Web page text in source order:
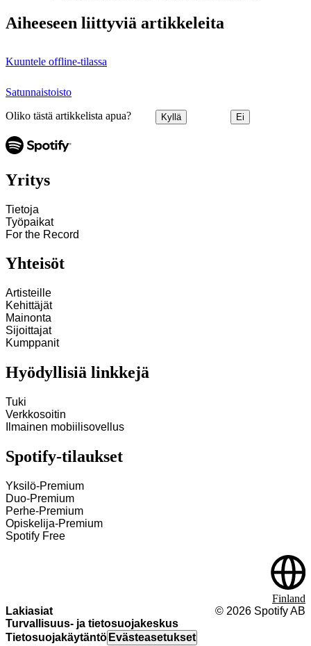
Aiheeseen liittyviä artikkeleita
Kuuntele offline-tilassa
Satunnaistoisto
Oliko tästä artikkelista apua? Kyllä Ei
Yritys
Tietoja
Työpaikat
For the Record
Yhteisöt
Artisteille
Kehittäjät
Mainonta
Sijoittajat
Kumppanit
Hyödyllisiä linkkejä
Tuki
Verkkosoitin
Ilmainen mobiilisovellus
Spotify-tilaukset
Yksilö-Premium
Duo-Premium
Perhe-Premium
Opiskelija-Premium
Spotify Free
Lakiasiat
Turvallisuus‑ ja tietosuojakeskus
Tietosuojakäytäntö Evästeasetukset
© 2026 Spotify AB
Finland